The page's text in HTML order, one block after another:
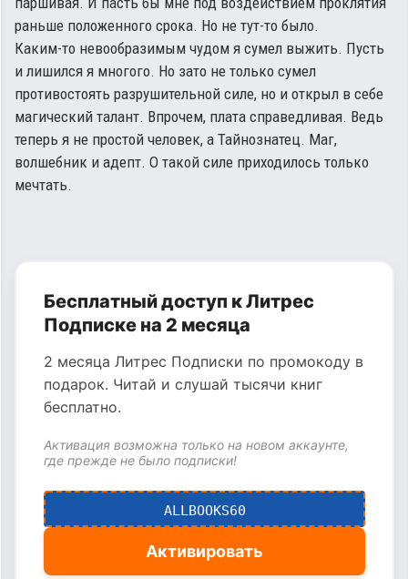
раньше положенного срока. Но не тут-то было.
Каким-то невообразимым чудом я сумел выжить. Пусть
и лишился я многого. Но зато не только сумел
противостоять разрушительной силе, но и открыл в себе
магический талант. Впрочем, плата справедливая. Ведь
теперь я не простой человек, а Тайнознатец. Маг,
волшебник и адепт. О такой силе приходилось только
мечтать.
Бесплатный доступ к Литрес
Подписке на 2 месяца
2 месяца Литрес Подписки по промокоду в
подарок. Читай и слушай тысячи книг
бесплатно.
Активация возможна только на новом аккаунте,
где прежде не было подписки!
ALLBOOKS60
Активировать